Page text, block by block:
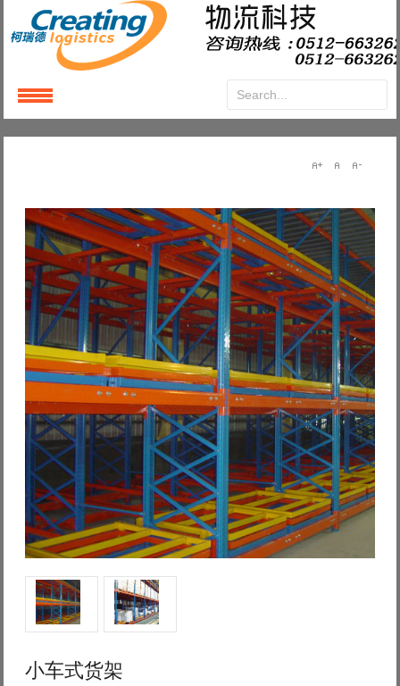
小车式货架
LoginorRegister
Password
Remember Me
Log in with Facebook
Forgot your password?
Forgot your username?